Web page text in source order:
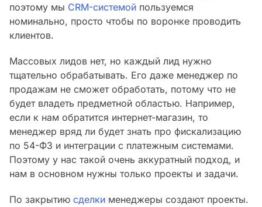
поэтому мы CRM-системой пользуемся
номинально, просто чтобы по воронке проводить
клиентов.
Массовых лидов нет, но каждый лид нужно
тщательно обрабатывать. Его даже менеджер по
продажам не сможет обработать, потому что не
будет владеть предметной областью. Например,
если к нам обратится интернет-магазин, то
менеджер вряд ли будет знать про фискализацию
по 54-ФЗ и интеграции с платежным системами.
Поэтому у нас такой очень аккуратный подход, и
нам в основном нужны только проекты и задачи.
По закрытию сделки менеджеры создают проекты.